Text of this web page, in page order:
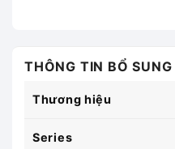
THÔNG TIN BỔ SUNG
Thương hiệu
Series